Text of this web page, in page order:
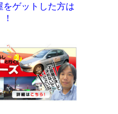
をゲットした方は